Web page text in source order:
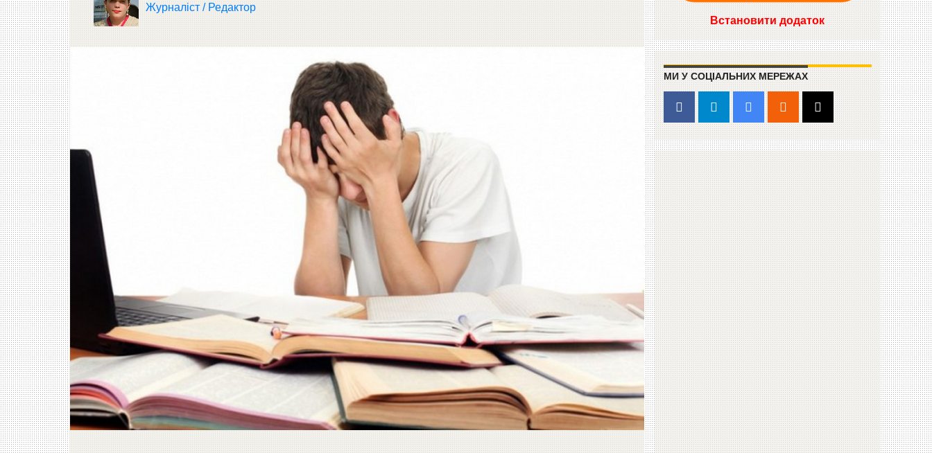
Журналіст / Редактор
Встановити додаток
МИ У СОЦІАЛЬНИХ МЕРЕЖАХ